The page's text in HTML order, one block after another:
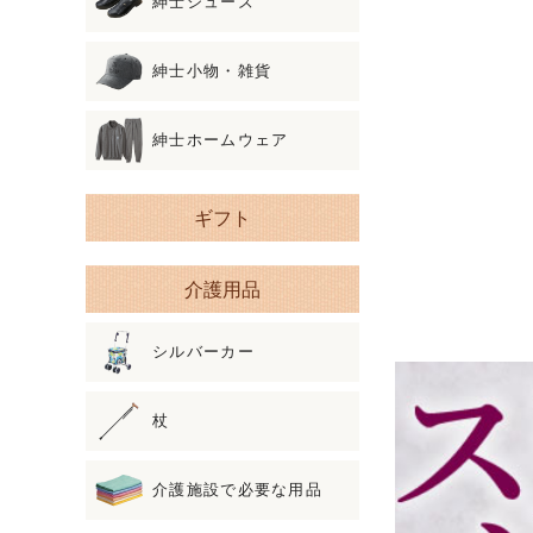
紳士小物・雑貨
紳士ホームウェア
ギフト
介護用品
シルバーカー
杖
介護施設で必要な用品